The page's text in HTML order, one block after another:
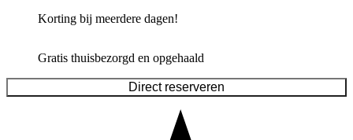
Korting bij meerdere dagen!
Gratis thuisbezorgd en opgehaald
Direct reserveren